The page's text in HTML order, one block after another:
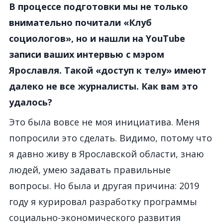
В процессе подготовки мы не только
внимательно почитали «Клуб
социологов», но и нашли на YouTube
записи ваших интервью с мэром
Ярославля. Такой «доступ к телу» имеют
далеко не все журналисты. Как вам это
удалось?
Это была вовсе не моя инициатива. Меня
попросили это сделать. Видимо, потому что
я давно живу в Ярославской области, знаю
людей, умею задавать правильные
вопросы. Но была и другая причина: 2019
году я курировал разработку программы
социально-экономического развития